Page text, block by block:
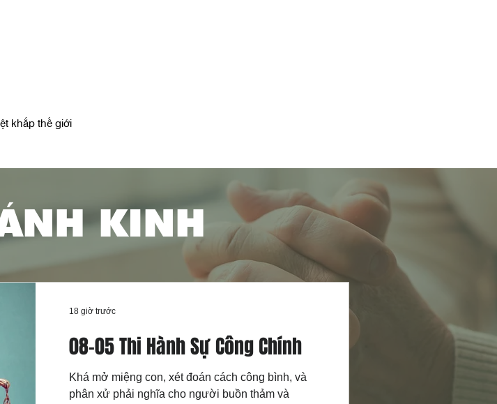
khắp thế giới
KINH
08-05 Thi Hành Sự Công Chính
Khá mở miệng con, xét đoán cách công bình, và
phân xử phải nghĩa cho người buồn thảm và
18 giờ trước